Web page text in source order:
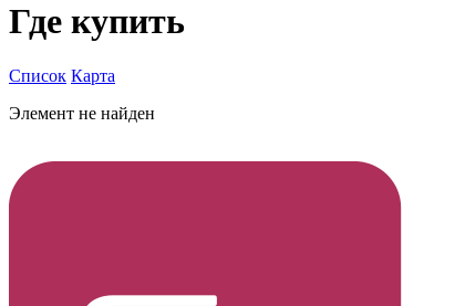
Где купить
Список Карта
Элемент не найден